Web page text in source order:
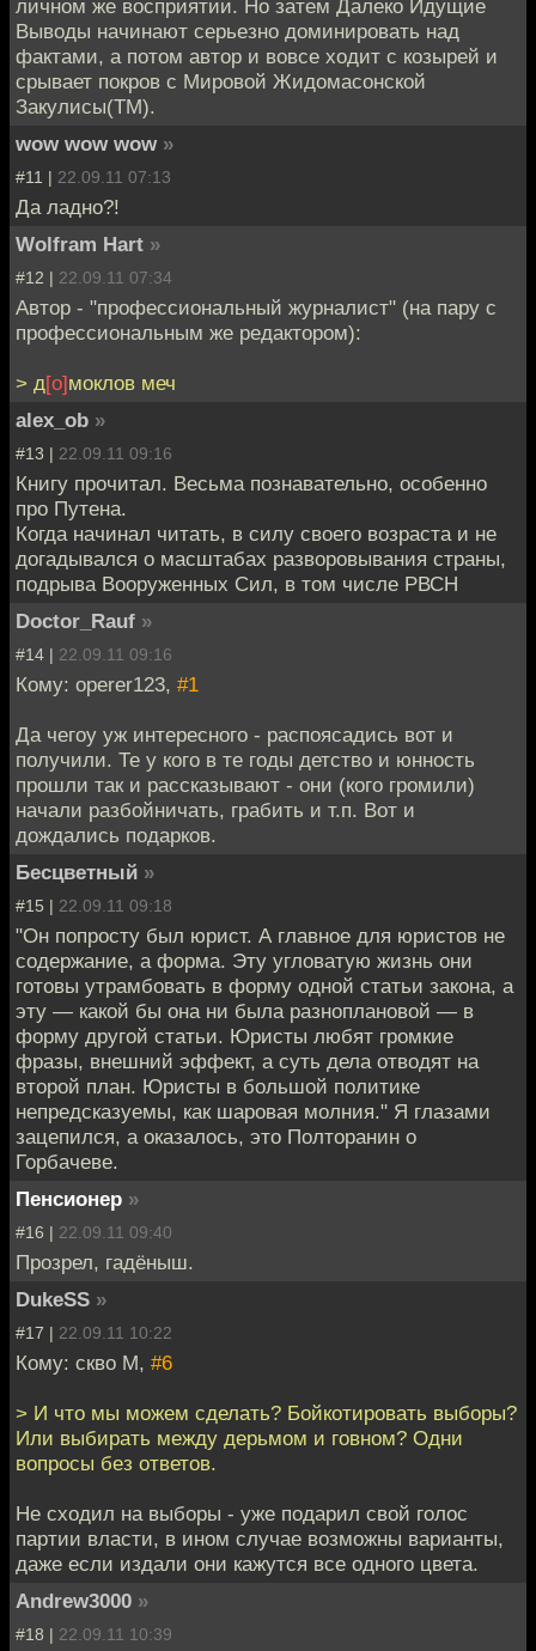
личном же восприятии. Но затем Далеко Идущие
Выводы начинают серьезно доминировать над
фактами, а потом автор и вовсе ходит с козырей и
срывает покров с Мировой Жидомасонской
Закулисы(TM).
wow wow wow »
#11 | 22.09.11 07:13
Да ладно?!
Wolfram Hart »
#12 | 22.09.11 07:34
Автор - "профессиональный журналист" (на пару с
профессиональным же редактором):
> д[о]моклов меч
alex_ob »
#13 | 22.09.11 09:16
Книгу прочитал. Весьма познавательно, особенно
про Путена.
Когда начинал читать, в силу своего возраста и не
догадывался о масштабах разворовывания страны,
подрыва Вооруженных Сил, в том числе РВСН
Doctor_Rauf »
#14 | 22.09.11 09:16
Кому: operer123, #1
Да чегоу уж интересного - распоясадись вот и
получили. Те у кого в те годы детство и юнность
прошли так и рассказывают - они (кого громили)
начали разбойничать, грабить и т.п. Вот и
дождались подарков.
Бесцветный »
#15 | 22.09.11 09:18
"Он попросту был юрист. А главное для юристов не
содержание, а форма. Эту угловатую жизнь они
готовы утрамбовать в форму одной статьи закона, а
эту — какой бы она ни была разноплановой — в
форму другой статьи. Юристы любят громкие
фразы, внешний эффект, а суть дела отводят на
второй план. Юристы в большой политике
непредсказуемы, как шаровая молния." Я глазами
зацепился, а оказалось, это Полторанин о
Горбачеве.
Пенсионер »
#16 | 22.09.11 09:40
Прозрел, гадёныш.
DukeSS »
#17 | 22.09.11 10:22
Кому: скво М, #6
> И что мы можем сделать? Бойкотировать выборы?
Или выбирать между дерьмом и говном? Одни
вопросы без ответов.
Не сходил на выборы - уже подарил свой голос
партии власти, в ином случае возможны варианты,
даже если издали они кажутся все одного цвета.
Andrew3000 »
#18 | 22.09.11 10:39